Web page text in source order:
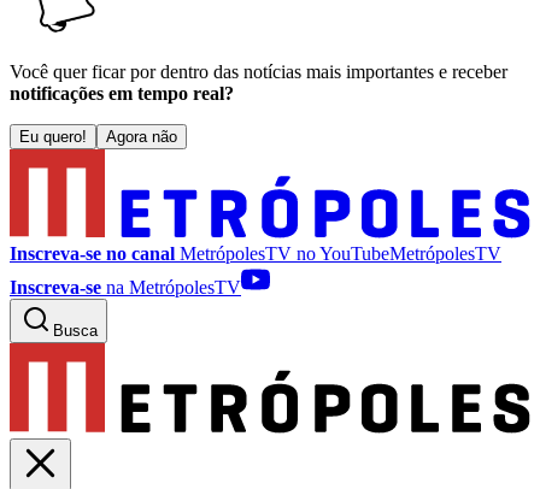
Você quer ficar por dentro das notícias mais importantes e receber
notificações em tempo real?
Eu quero! Agora não
Inscreva-se no canal MetrópolesTV noYouTubeMetrópolesTV
Inscreva-se na MetrópolesTV
Busca